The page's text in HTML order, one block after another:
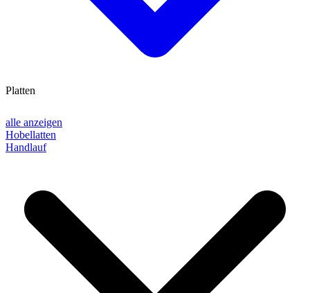
alle anzeigen
Hobellatten
Handlauf
Platten